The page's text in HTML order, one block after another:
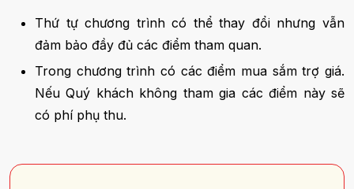
Thứ tự chương trình có thể thay đổi nhưng vẫn
đảm bảo đầy đủ các điểm tham quan.
Trong chương trình có các điểm mua sắm trợ giá.
Nếu Quý khách không tham gia các điểm này sẽ
có phí phụ thu.